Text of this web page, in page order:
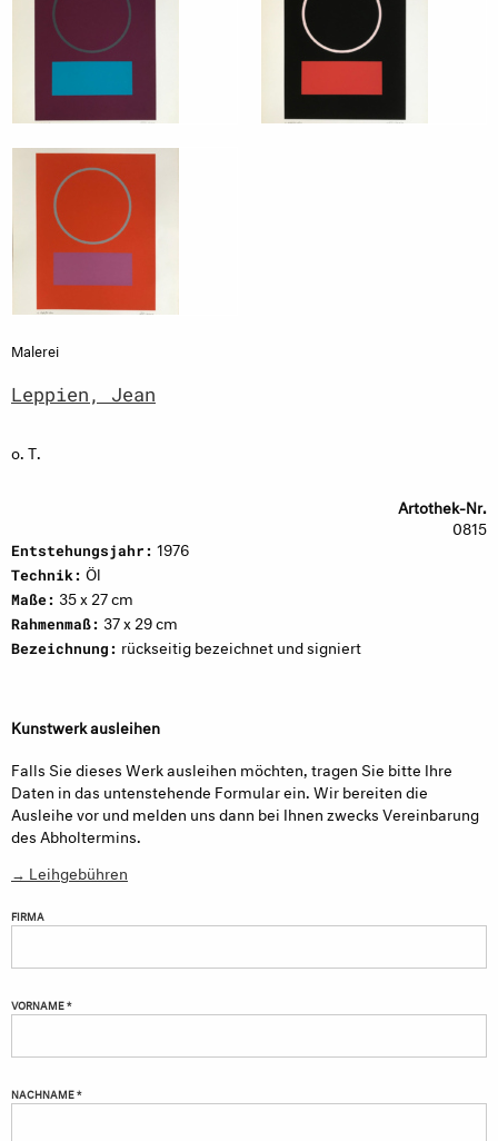
Malerei
Leppien, Jean
o. T.
Artothek-Nr.
0815
Entstehungsjahr: 1976
Technik: Öl
Maße: 35 x 27 cm
Rahmenmaß: 37 x 29 cm
Bezeichnung: rückseitig bezeichnet und signiert
Kunstwerk ausleihen
Falls Sie dieses Werk ausleihen möchten, tragen Sie bitte Ihre
Daten in das untenstehende Formular ein. Wir bereiten die
Ausleihe vor und melden uns dann bei Ihnen zwecks Vereinbarung
des Abholtermins.
→ Leihgebühren
FIRMA
VORNAME *
NACHNAME *